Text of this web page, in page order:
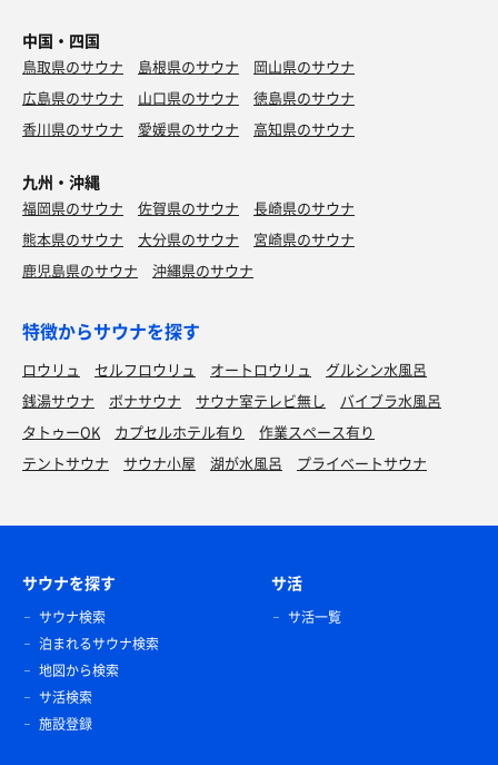
中国・四国
鳥取県のサウナ 島根県のサウナ
岡山県のサウナ
広島県のサウナ
山口県のサウナ
徳島県のサウナ
香川県のサウナ
愛媛県のサウナ 高知県のサウナ
九州・沖縄
福岡県のサウナ 佐賀県のサウナ
長崎県のサウナ
熊本県のサウナ
大分県のサウナ
宮崎県のサウナ
鹿児島県のサウナ
沖縄県のサウナ
特徴からサウナを探す
ロウリュ セルフロウリュ オートロウリュ
グルシン水風呂
銭湯サウナ
ボナサウナ サウナ室テレビ無し
バイブラ水風呂
タトゥーOK
カプセルホテル有り
作業スペース有り
テントサウナ
サウナ小屋 湖が水風呂 プライベートサウナ
サウナを探す
サウナ検索
泊まれるサウナ検索
地図から検索
サ活検索
施設登録
サ活
サ活一覧